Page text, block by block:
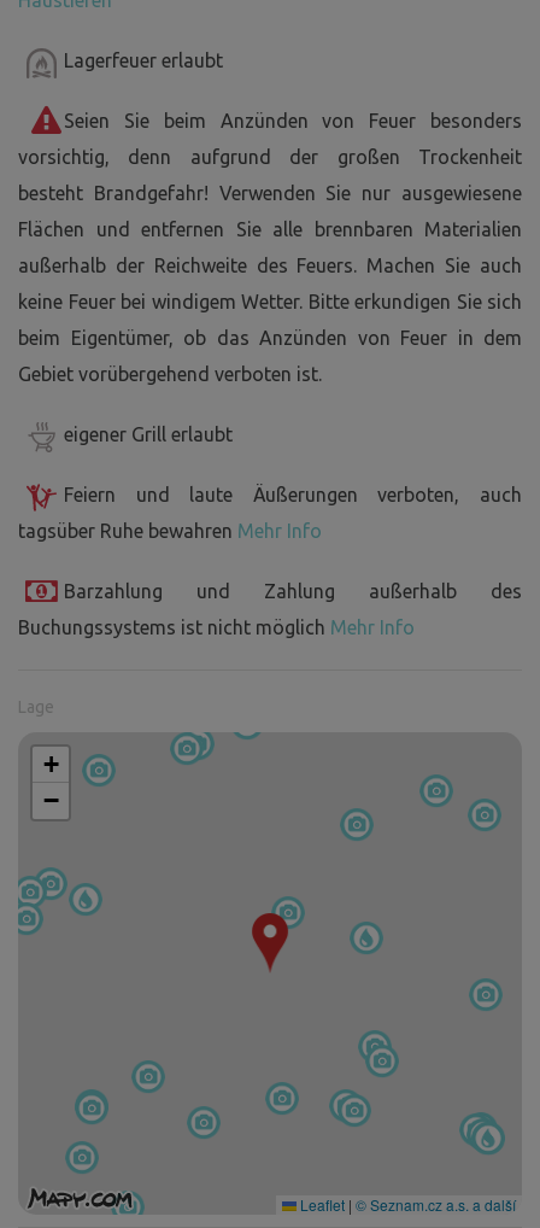
Lagerfeuer erlaubt
Seien Sie beim Anzünden von Feuer besonders
vorsichtig, denn aufgrund der großen Trockenheit
besteht Brandgefahr! Verwenden Sie nur ausgewiesene
Flächen und entfernen Sie alle brennbaren Materialien
außerhalb der Reichweite des Feuers. Machen Sie auch
keine Feuer bei windigem Wetter. Bitte erkundigen Sie sich
beim Eigentümer, ob das Anzünden von Feuer in dem
Gebiet vorübergehend verboten ist.
eigener Grill erlaubt
Feiern und laute Äußerungen verboten, auch
tagsüber Ruhe bewahren Mehr Info
Barzahlung und Zahlung außerhalb des
Buchungssystems ist nicht möglich Mehr Info
Lage
+
−
Leaflet | © Seznam.cz a.s. a další